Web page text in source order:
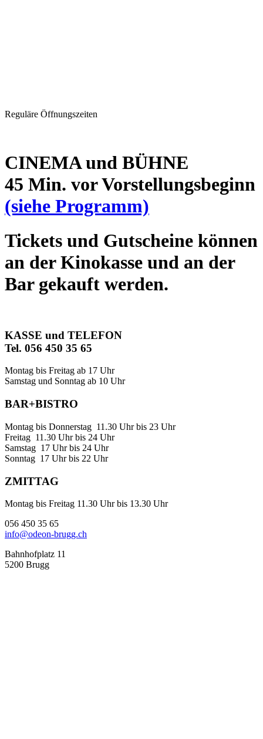
Reguläre Öffnungszeiten
CINEMA und BÜHNE
45 Min. vor Vorstellungsbeginn
(siehe Programm)
Tickets und Gutscheine können
an der Kinokasse und an der
Bar gekauft werden.
KASSE und TELEFON
Tel. 056 450 35 65
Montag bis Freitag ab 17 Uhr
Samstag und Sonntag ab 10 Uhr
BAR+BISTRO
Montag bis Donnerstag 11.30 Uhr bis 23 Uhr
Freitag 11.30 Uhr bis 24 Uhr
Samstag 17 Uhr bis 24 Uhr
Sonntag 17 Uhr bis 22 Uhr
ZMITTAG
Montag bis Freitag 11.30 Uhr bis 13.30 Uhr
056 450 35 65
info@odeon-brugg.ch
Bahnhofplatz 11
5200 Brugg